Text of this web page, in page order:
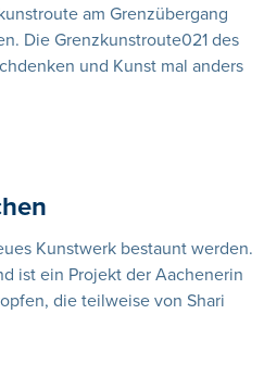
am Grenzübergang
Die Grenzkunstroute021 des
und Kunst mal anders
Kunstwerk bestaunt werden.
ist ein Projekt der Aachenerin
die teilweise von Shari